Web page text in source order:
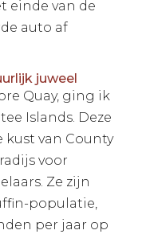
einde van de
auto af
juweel
Quay, ging ik
Islands. Deze
kust van County
voor
Ze zijn
populatie,
per jaar op